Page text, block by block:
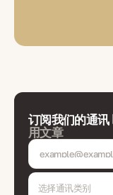
订阅我们的通讯
用文章
选择通讯类别